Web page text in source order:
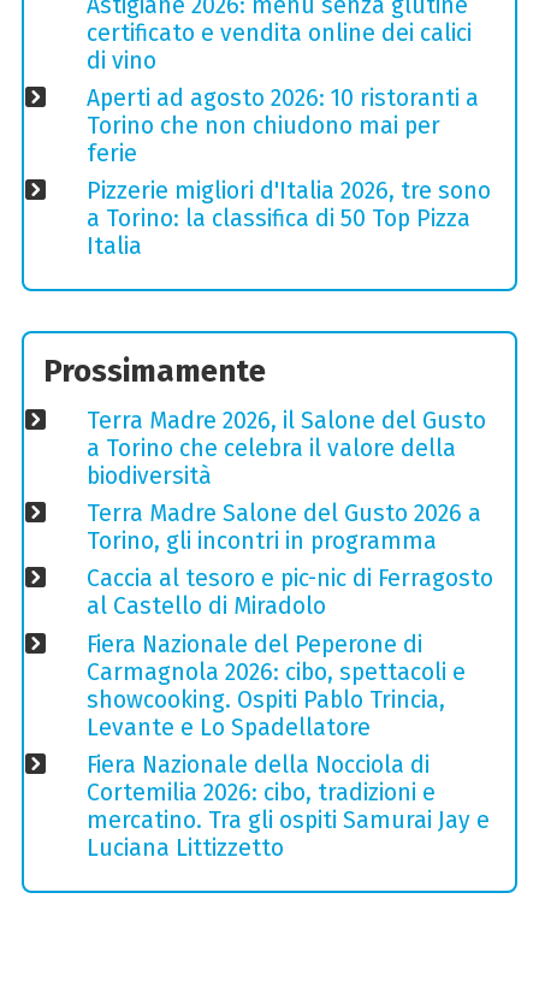
Astigiane 2026: menù senza glutine
certificato e vendita online dei calici
di vino
Aperti ad agosto 2026: 10 ristoranti a
Torino che non chiudono mai per
ferie
Pizzerie migliori d'Italia 2026, tre sono
a Torino: la classifica di 50 Top Pizza
Italia
Prossimamente
Terra Madre 2026, il Salone del Gusto
a Torino che celebra il valore della
biodiversità
Terra Madre Salone del Gusto 2026 a
Torino, gli incontri in programma
Caccia al tesoro e pic-nic di Ferragosto
al Castello di Miradolo
Fiera Nazionale del Peperone di
Carmagnola 2026: cibo, spettacoli e
showcooking. Ospiti Pablo Trincia,
Levante e Lo Spadellatore
Fiera Nazionale della Nocciola di
Cortemilia 2026: cibo, tradizioni e
mercatino. Tra gli ospiti Samurai Jay e
Luciana Littizzetto